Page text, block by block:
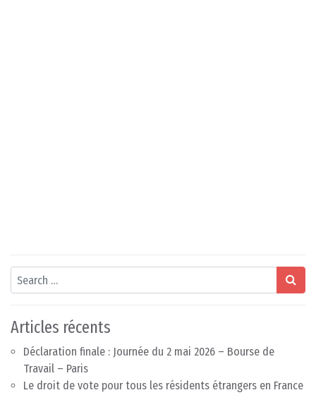
Search
Articles récents
Déclaration finale : Journée du 2 mai 2026 – Bourse de
Travail – Paris
Le droit de vote pour tous les résidents étrangers en France